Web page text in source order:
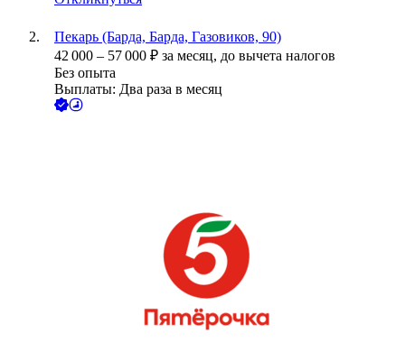
Пекарь (Барда, Барда, Газовиков, 90)
42 000 – 57 000 ₽ за месяц, до вычета налогов
Без опыта
Выплаты: Два раза в месяц